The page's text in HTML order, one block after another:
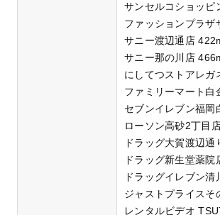
サンセルコショッピ
ファッションプラ
サニー渡辺通店
サニー那の川店
にしてつストアレ
ファミリーマート白
セブンイレブン福
ローソン高砂2丁目
ドラッグ大賀渡辺
ドラッグ新生堂薬院
ドラッグイレブン
ジャストプライス
レンタルビデオ